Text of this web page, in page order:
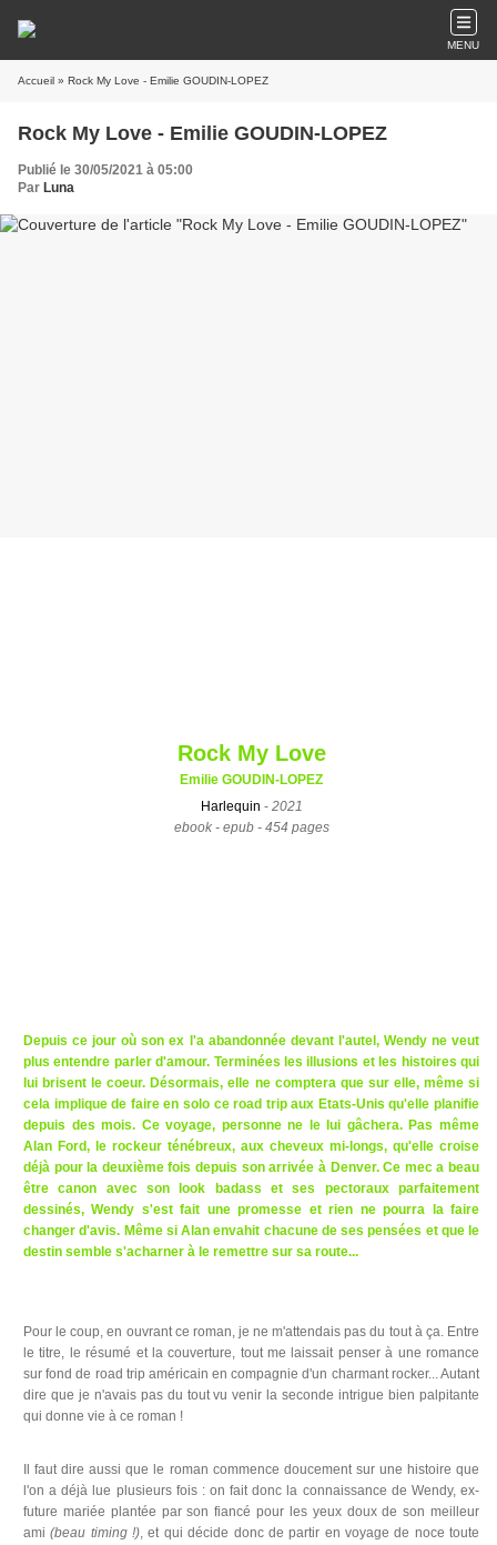
MENU
Accueil » Rock My Love - Emilie GOUDIN-LOPEZ
Rock My Love - Emilie GOUDIN-LOPEZ
Publié le 30/05/2021 à 05:00
Par Luna
Rock My Love
Emilie GOUDIN-LOPEZ
Harlequin -2021
ebook - epub - 454 pages
Depuis ce jour où son ex l'a abandonnée devant l'autel, Wendy ne veut
plus entendre parler d'amour. Terminées les illusions et les histoires qui
lui brisent le coeur. Désormais, elle ne comptera que sur elle, même si
cela implique de faire en solo ce road trip aux Etats-Unis qu'elle planifie
depuis des mois. Ce voyage, personne ne le lui gâchera. Pas même
Alan Ford, le rockeur ténébreux, aux cheveux mi-longs, qu'elle croise
déjà pour la deuxième fois depuis son arrivée à Denver. Ce mec a beau
être canon avec son look badass et ses pectoraux parfaitement
dessinés, Wendy s'est fait une promesse et rien ne pourra la faire
changer d'avis. Même si Alan envahit chacune de ses pensées et que le
destin semble s'acharner à le remettre sur sa route...
Pour le coup, en ouvrant ce roman, je ne m'attendais pas du tout à ça. Entre
le titre, le résumé et la couverture, tout me laissait penser à une romance
sur fond de road trip américain en compagnie d'un charmant rocker... Autant
dire que je n'avais pas du tout vu venir la seconde intrigue bien palpitante
qui donne vie à ce roman !
Il faut dire aussi que le roman commence doucement sur une histoire que
l'on a déjà lue plusieurs fois : on fait donc la connaissance de Wendy, ex-
future mariée plantée par son fiancé pour les yeux doux de son meilleur
ami(beau timing !), et qui décide donc de partir en voyage de noce toute